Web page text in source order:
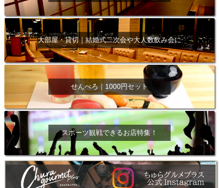
大部屋・貸切｜結婚式二次会や大人数飲み会に
せんべろ｜1000円セット
スポーツ観戦できるお店特集！